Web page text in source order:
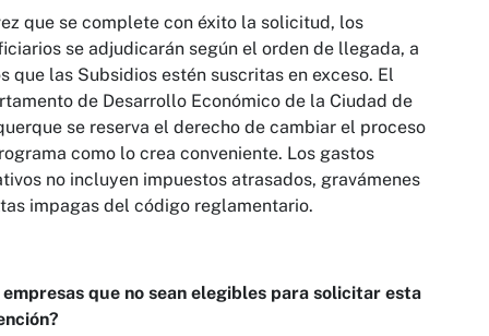
que se complete con éxito la solicitud, los
se adjudicarán según el orden de llegada, a
que las Subsidios estén suscritas en exceso. El
de Desarrollo Económico de la Ciudad de
se reserva el derecho de cambiar el proceso
como lo crea conveniente. Los gastos
no incluyen impuestos atrasados, gravámenes
impagas del código reglamentario.
empresas que no sean elegibles para solicitar esta